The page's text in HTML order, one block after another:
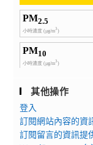
其他操作
登入
訂閱網站內容的資
訂閱留言的資訊提